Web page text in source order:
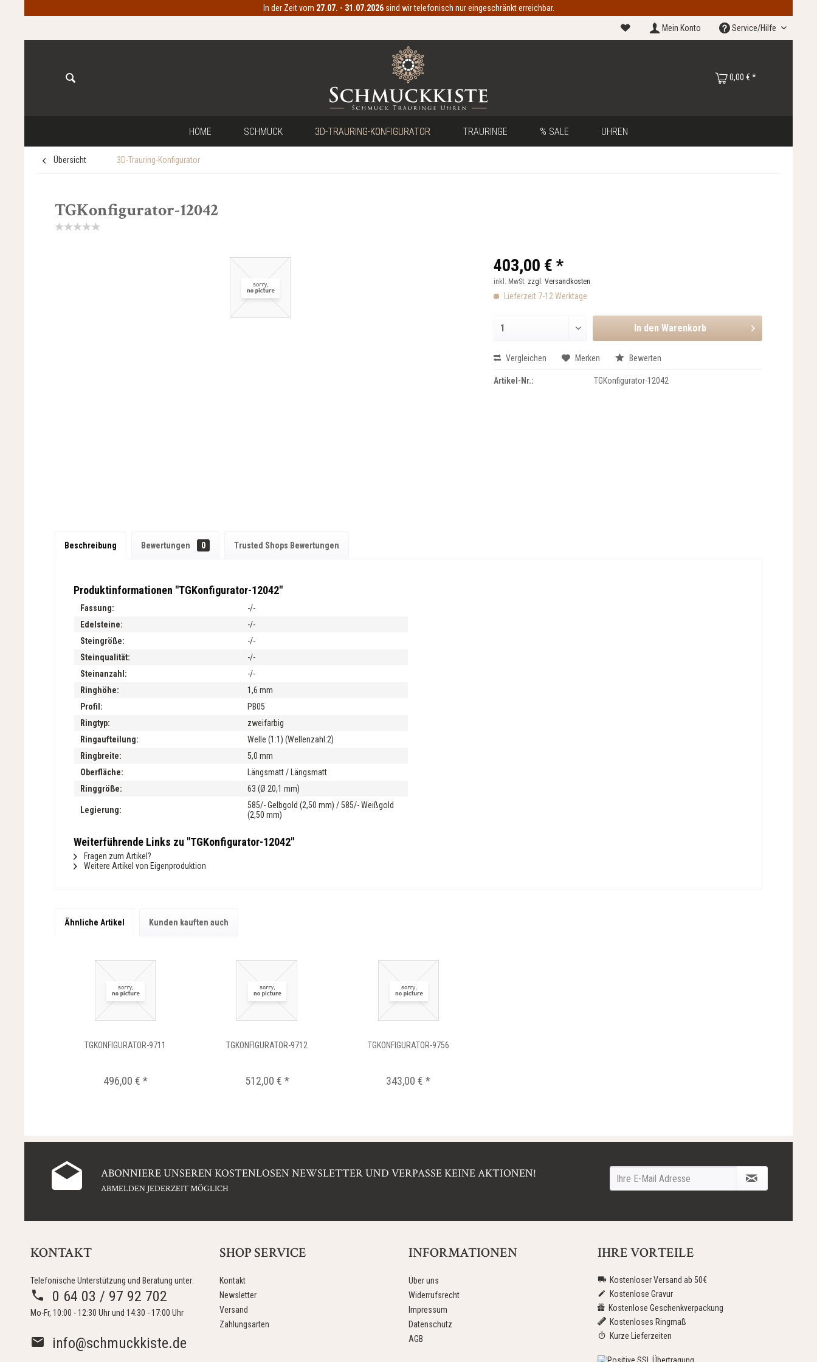
In der Zeit vom 27.07. - 31.07.2026 sind wir telefonisch nur eingeschränkt erreichbar.
Mein Konto Service/Hilfe
0,00 € *
HOME SCHMUCK 3D-TRAURING-KONFIGURATOR TRAURINGE % SALE UHREN
Übersicht 3D-Trauring-Konfigurator
TGKonfigurator-12042
403,00 € *
inkl. MwSt. zzgl. Versandkosten
Lieferzeit 7-12 Werktage
In den Warenkorb
Vergleichen Merken Bewerten
Artikel-Nr.: TGKonfigurator-12042
Beschreibung Bewertungen 0 Trusted Shops Bewertungen
Produktinformationen "TGKonfigurator-12042"
Fassung:
-/-
Edelsteine:
-/-
Steingröße:
-/-
Steinqualität:
-/-
Steinanzahl:
-/-
Ringhöhe:
1,6 mm
Profil:
PB05
Ringtyp:
zweifarbig
Ringaufteilung:
Welle (1:1) (Wellenzahl:2)
Ringbreite:
5,0 mm
Oberfläche:
Längsmatt / Längsmatt
Ringgröße:
63 (Ø 20,1 mm)
Legierung:
585/- Gelbgold (2,50 mm) / 585/- Weißgold
(2,50 mm)
Weiterführende Links zu "TGKonfigurator-12042"
Fragen zum Artikel?
Weitere Artikel von Eigenproduktion
Ähnliche Artikel Kunden kauften auch
TGKONFIGURATOR-9711
496,00 € *
TGKONFIGURATOR-9712
512,00 € *
TGKONFIGURATOR-9756
343,00 € *
ABONNIERE UNSEREN KOSTENLOSEN NEWSLETTER UND VERPASSE KEINE AKTIONEN!
ABMELDEN JEDERZEIT MÖGLICH
KONTAKT
Telefonische Unterstützung und Beratung unter:
0 64 03 / 97 92 702
Mo-Fr, 10:00 - 12:30 Uhr und 14:30 - 17:00 Uhr
info@schmuckkiste.de
SHOP SERVICE
Kontakt
Newsletter
Versand
Zahlungsarten
INFORMATIONEN
Über uns
Widerrufsrecht
Impressum
Datenschutz
AGB
IHRE VORTEILE
Kostenloser Versand ab 50€
Kostenlose Gravur
Kostenlose Geschenkverpackung
Kostenloses Ringmaß
Kurze Lieferzeiten